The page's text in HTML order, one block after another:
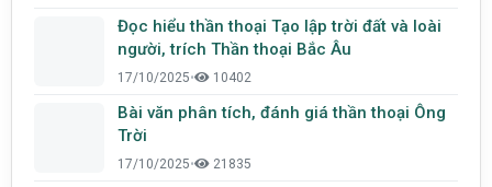
Đọc hiểu thần thoại Tạo lập trời đất và loài
người, trích Thần thoại Bắc Âu
17/10/2025• 10402
Bài văn phân tích, đánh giá thần thoại Ông
Trời
17/10/2025• 21835